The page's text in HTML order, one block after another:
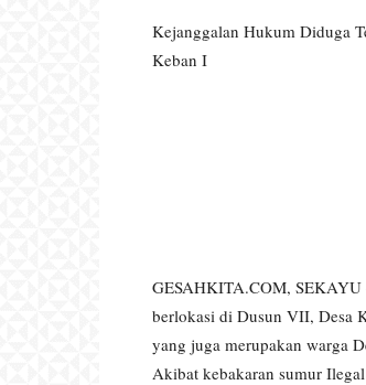
Kejanggalan Hukum Diduga
Keban I
GESAHKITA.COM,
berlokasi di Dusun VII, Desa
yang juga merupakan warga
Akibat kebakaran sumur